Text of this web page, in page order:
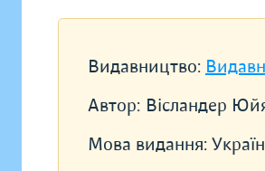
Видавництво:
Автор: Вісландер
Мова видання: